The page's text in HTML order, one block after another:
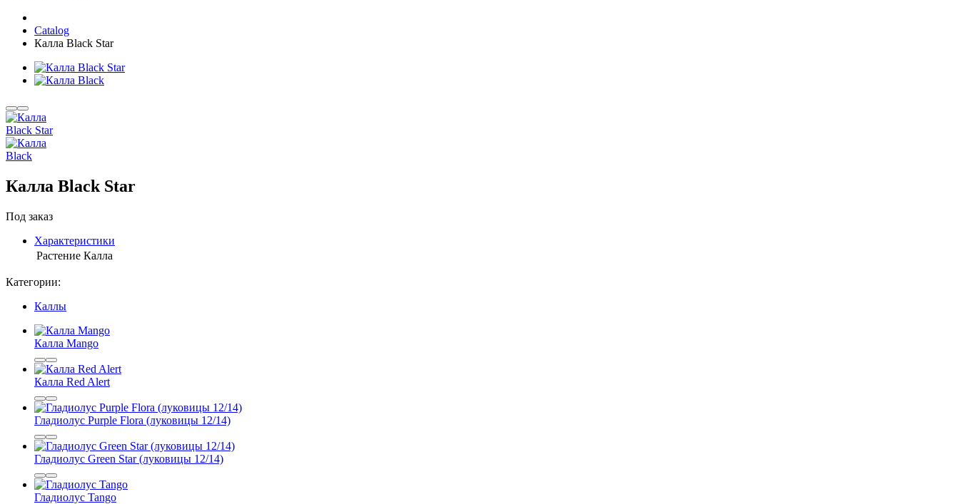
Catalog
Калла Black Star
Калла Black Star
Под заказ
Характеристики
Растение Калла
Категории:
Каллы
Калла Mango
Калла Red Alert
Гладиолус Purple Flora (луковицы 12/14)
Гладиолус Green Star (луковицы 12/14)
Гладиолус Tango